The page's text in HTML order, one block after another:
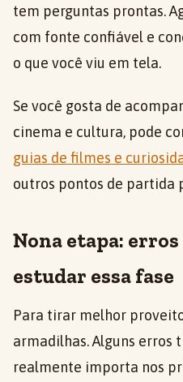
tem perguntas prontas.
com fonte confiável e
o que você viu em tela.
Se você gosta de
cinema e cultura, pode
guias de filmes e
outros pontos de partida
Nona etapa:
estudar essa fase
Para tirar melhor
armadilhas. Alguns erros
realmente importa nos